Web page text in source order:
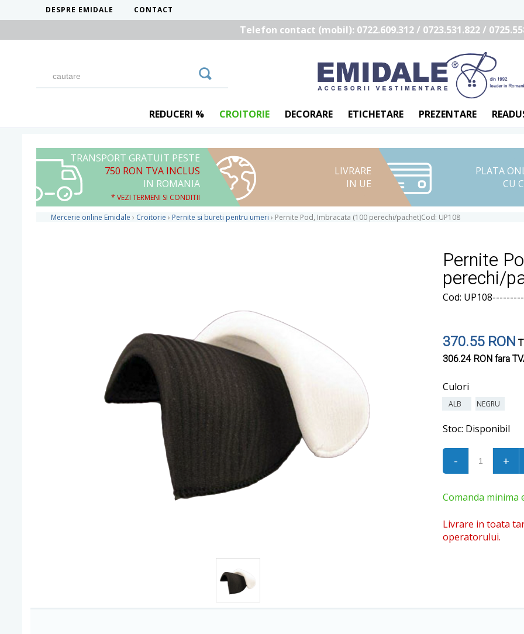
DESPRE EMIDALE CONTACT
Telefon contact (mobil): 0722.609.312 / 0723.531.822 /
REDUCERI % CROITORIE DECORARE ETICHETARE PREZENTARE
TRANSPORT GRATUIT PESTE
750 RON TVA INCLUS
IN ROMANIA
* VEZI TERMENI SI CONDITII
LIVRARE
IN UE
PLATA
CU
Mercerie online Emidale › Croitorie › Pernite si bureti pentru umeri › Pernite Pod, Imbracata (100 perechi/pachet)Cod: UP108
Pernite
perechi/
Cod:
370.55 RON
306.24 RONfara
Culori
ALB NEGRU
Stoc: Disponibil
- +
Comanda minima
Livrare in toata
operatorului.